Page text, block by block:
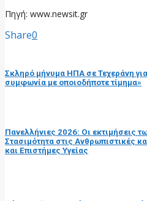
Πηγή: www.newsit.gr
Share0
Σκληρό μήνυμα ΗΠΑ σε Τεχεράνη
συμφωνία με οποιοδήποτε τίμημα»
Πανελλήνιες 2026: Οι εκτιμήσεις
Στασιμότητα στις Ανθρωπιστικές
και Επιστήμες Υγείας